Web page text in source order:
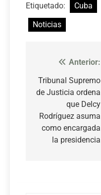
Etiquetado: Cuba
Noticias
Navegación
de
entradas
Anterior:
Tribunal Supremo
de Justicia ordena
que Delcy
Rodríguez asuma
como encargada
la presidencia